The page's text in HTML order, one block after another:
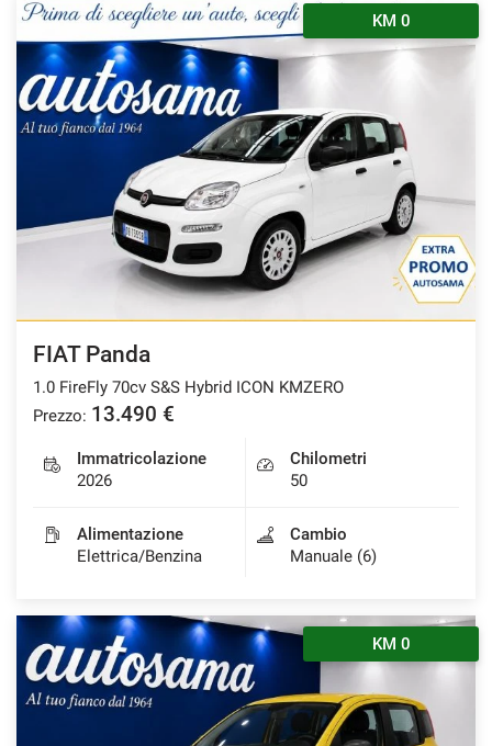
KM 0
FIAT Panda
1.0 FireFly 70cv S&S Hybrid ICON KMZERO
Prezzo: 13.490 €
Immatricolazione
2026
Chilometri
50
Alimentazione
Elettrica/Benzina
Cambio
Manuale (6)
KM 0